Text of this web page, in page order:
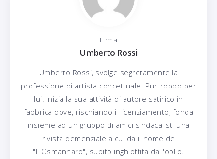
Firma
Umberto Rossi
Umberto Rossi, svolge segretamente la
professione di artista concettuale. Purtroppo per
lui. Inizia la sua attività di autore satirico in
fabbrica dove, rischiando il licenziamento, fonda
insieme ad un gruppo di amici sindacalisti una
rivista demenziale a cui da il nome de
"L'Osmannaro", subito inghiottita dall'oblio.